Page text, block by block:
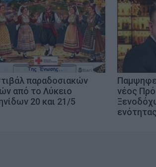
παραδοσιακών
από το Λύκειο
20 και 21/5
νέος